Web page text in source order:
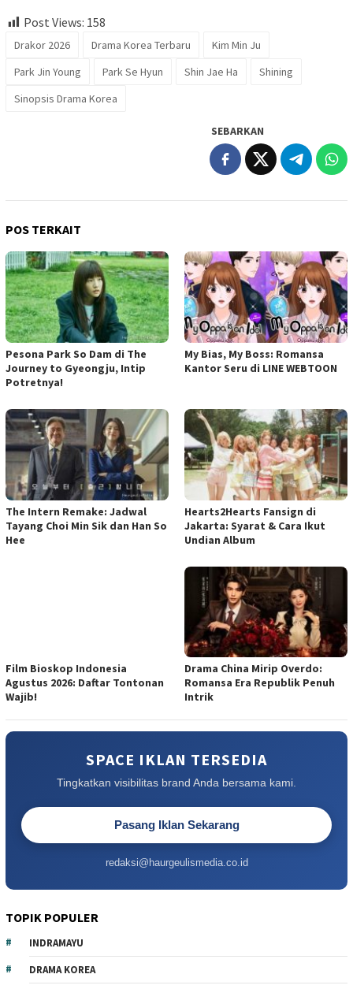
Post Views: 158
Drakor 2026 Drama Korea Terbaru
Kim Min Ju
Park Jin Young
Park Se Hyun Shin Jae Ha
Shining
Sinopsis Drama Korea
SEBARKAN
POS TERKAIT
Pesona Park So Dam di The
Journey to Gyeongju, Intip
Potretnya!
My Bias, My Boss: Romansa
Kantor Seru di LINE WEBTOON
The Intern Remake: Jadwal
Tayang Choi Min Sik dan Han So
Hee
Hearts2Hearts Fansign di
Jakarta: Syarat & Cara Ikut
Undian Album
Film Bioskop Indonesia
Agustus 2026: Daftar Tontonan
Wajib!
Drama China Mirip Overdo:
Romansa Era Republik Penuh
Intrik
SPACE IKLAN TERSEDIA
Tingkatkan visibilitas brand Anda bersama kami.
Pasang Iklan Sekarang
redaksi@haurgeulismedia.co.id
TOPIK POPULER
INDRAMAYU
DRAMA KOREA